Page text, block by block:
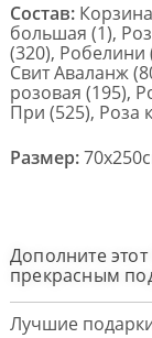
Состав:
большая (1),
(320), Робелини
Свит Аваланж
розовая (195),
При (525), Роза
Размер:
Дополните этот
прекрасным
Лучшие